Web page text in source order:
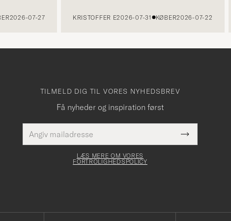
07-27 KRISTOFFER E2026-07-31 KØBER2026-07-22
TILMELD DIG TIL VORES NYHEDSBREV
Få nyheder og inspiration først
mailadresse
Dette
felt skal
Submit
Newsletter
LÆS MERE OM VORES
FORTROLIGHEDSPOLICY